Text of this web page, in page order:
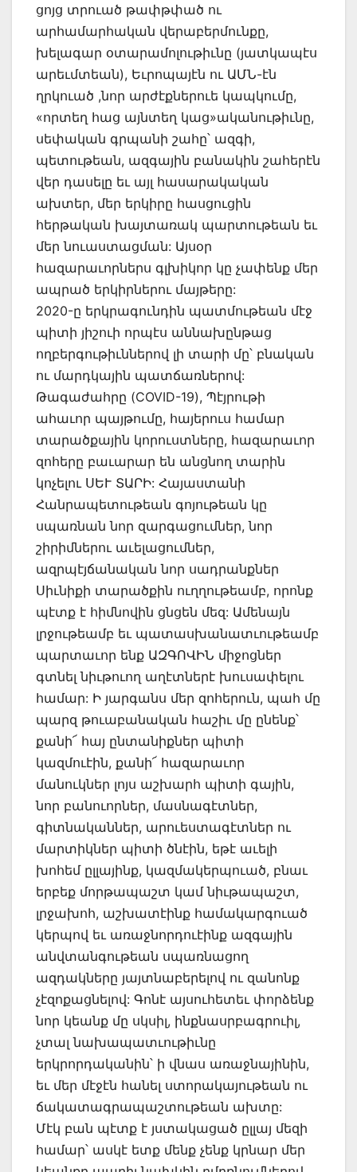
ցոյց տրուած թափթփած ու
արհամարհական վերաբերմունքը,
խելագար օտարամոլութիւնը (յատկապէս
արեւմտեան), Եւրոպայէն ու ԱՄՆ-էն
ղրկուած ,նոր արժէքներուե կապկումը,
«որտեղ հաց այնտեղ կաց»ականութիւնը,
սեփական գրպանի շահը՝ ազգի,
պետութեան, ազգային բանակին շահերէն
վեր դասելը եւ այլ հասարակական
ախտեր, մեր երկիրը հասցուցին
հերթական խայտառակ պարտութեան եւ
մեր նուաստացման: Այսօր
հազարաւորներս գլխիկոր կը չափենք մեր
ապրած երկիրներու մայթերը:
2020-ը երկրագունդին պատմութեան մէջ
պիտի յիշուի որպէս աննախընթաց
ողբերգութիւններով լի տարի մը՝ բնական
ու մարդկային պատճառներով:
Թագաժահրը (COVID-19), Պէյրութի
ահաւոր պայթումը, հայերուս համար
տարածքային կորուստները, հազարաւոր
զոհերը բաւարար են անցնող տարին
կոչելու ՍԵՒ ՏԱՐԻ: Հայաստանի
Հանրապետութեան գոյութեան կը
սպառնան նոր զարգացումներ, նոր
շիրիմներու աւելացումներ,
ազրպէյճանական նոր սադրանքներ
Սիւնիքի տարածքին ուղղութեամբ, որոնք
պէտք է հիմնովին ցնցեն մեզ: Ամենայն
լրջութեամբ եւ պատասխանատւութեամբ
պարտաւոր ենք ԱԶԳՈՎԻՆ միջոցներ
գտնել նիւթուող աղէտներէ խուսափելու
համար: Ի յարգանս մեր զոհերուն, պահ մը
պարզ թուաբանական հաշիւ մը ընենք՝
քանի՜ հայ ընտանիքներ պիտի
կազմուէին, քանի՜ հազարաւոր
մանուկներ լոյս աշխարհ պիտի գային,
նոր բանուորներ, մասնագէտներ,
գիտնականներ, արուեստագէտներ ու
մարտիկներ պիտի ծնէին, եթէ աւելի
խոհեմ ըլլայինք, կազմակերպուած, բնաւ
երբեք մորթապաշտ կամ նիւթապաշտ,
լրջախոհ, աշխատէինք համակարգուած
կերպով եւ առաջնորդուէինք ազգային
անվտանգութեան սպառնացող
ազդակները յայտնաբերելով ու զանոնք
չէզոքացնելով: Գոնէ այսուհետեւ փորձենք
նոր կեանք մը սկսիլ, ինքնասրբագրուիլ,
չտալ նախապատւութիւնը
երկրորդականին՝ ի վնաս առաջնայինին,
եւ մեր մէջէն հանել ստորակայութեան ու
ճակատագրապաշտութեան ախտը:
Մէկ բան պէտք է յստակացած ըլլայ մեզի
համար՝ ասկէ ետք մենք չենք կրնար մեր